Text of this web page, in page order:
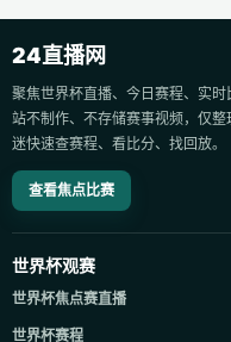
24直播网
聚焦世界杯直播、今日赛程、实
站不制作、不存储赛事视频，仅
迷快速查赛程、看比分、找回放。
查看焦点比赛
世界杯观赛
世界杯焦点赛直播
世界杯赛程